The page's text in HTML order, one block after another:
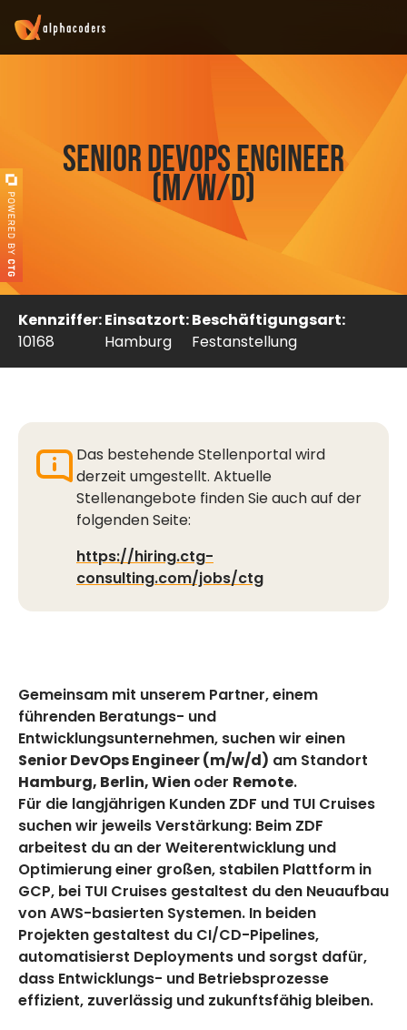
Senior DevOps Engineer
(m/w/d)
Kennziffer:
10168
Einsatzort:
Hamburg
Beschäftigungsart:
Festanstellung
Das bestehende Stellenportal wird
derzeit umgestellt. Aktuelle
Stellenangebote finden Sie auch auf der
folgenden Seite:
https://hiring.ctg-
consulting.com/jobs/ctg
Gemeinsam mit unserem Partner, einem
führenden Beratungs- und
Entwicklungsunternehmen, suchen wir einen
Senior DevOps Engineer (m/w/d) am Standort
Hamburg, Berlin, Wien oder Remote.
Für die langjährigen Kunden ZDF und TUI Cruises
suchen wir jeweils Verstärkung: Beim ZDF
arbeitest du an der Weiterentwicklung und
Optimierung einer großen, stabilen Plattform in
GCP, bei TUI Cruises gestaltest du den Neuaufbau
von AWS-basierten Systemen. In beiden
Projekten gestaltest du CI/CD-Pipelines,
automatisierst Deployments und sorgst dafür,
dass Entwicklungs- und Betriebsprozesse
effizient, zuverlässig und zukunftsfähig bleiben.